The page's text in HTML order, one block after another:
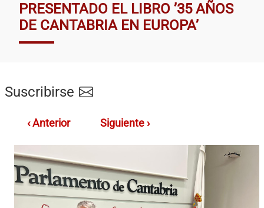
PRESENTADO EL LIBRO ’35 AÑOS
DE CANTABRIA EN EUROPA’
Suscribirse
‹ Anterior Siguiente ›